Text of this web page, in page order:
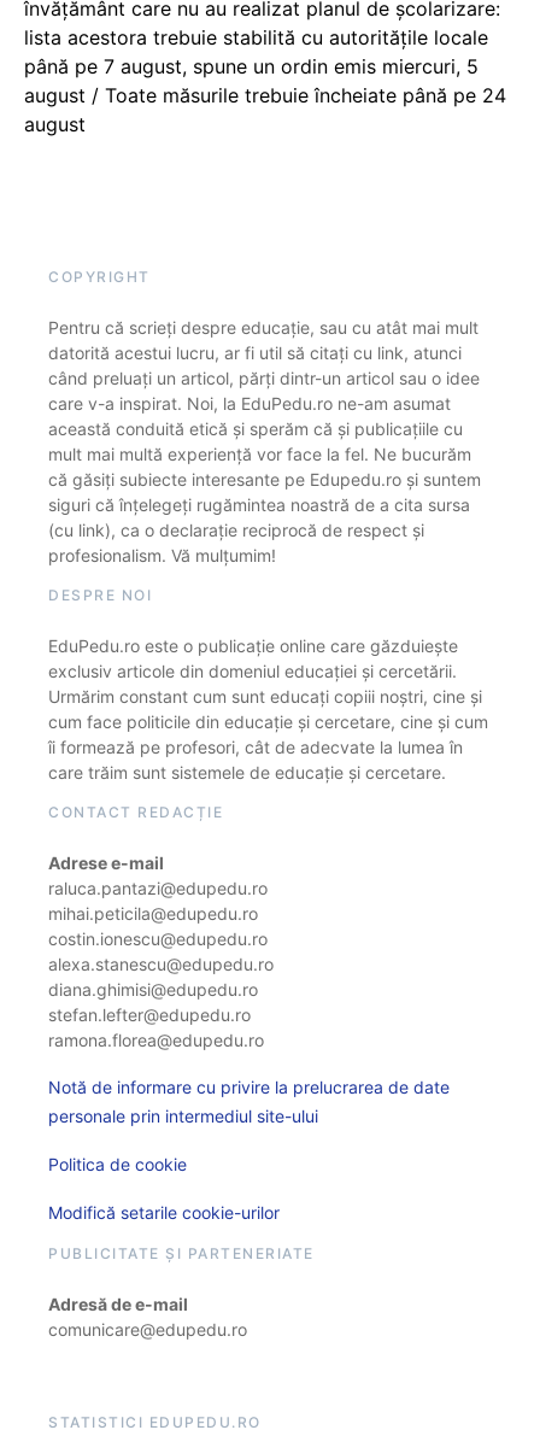
învățământ care nu au realizat planul de școlarizare:
lista acestora trebuie stabilită cu autoritățile locale
până pe 7 august, spune un ordin emis miercuri, 5
august / Toate măsurile trebuie încheiate până pe 24
august
COPYRIGHT
Pentru că scrieți despre educație, sau cu atât mai mult
datorită acestui lucru, ar fi util să citați cu link, atunci
când preluați un articol, părți dintr-un articol sau o idee
care v-a inspirat. Noi, la EduPedu.ro ne-am asumat
această conduită etică și sperăm că și publicațiile cu
mult mai multă experiență vor face la fel. Ne bucurăm
că găsiți subiecte interesante pe Edupedu.ro și suntem
siguri că înțelegeți rugămintea noastră de a cita sursa
(cu link), ca o declarație reciprocă de respect și
profesionalism. Vă mulțumim!
DESPRE NOI
EduPedu.ro este o publicație online care găzduiește
exclusiv articole din domeniul educației și cercetării.
Urmărim constant cum sunt educați copiii noștri, cine și
cum face politicile din educație și cercetare, cine și cum
îi formează pe profesori, cât de adecvate la lumea în
care trăim sunt sistemele de educație și cercetare.
CONTACT REDACȚIE
Adrese e-mail
raluca.pantazi@edupedu.ro
mihai.peticila@edupedu.ro
costin.ionescu@edupedu.ro
alexa.stanescu@edupedu.ro
diana.ghimisi@edupedu.ro
stefan.lefter@edupedu.ro
ramona.florea@edupedu.ro
Notă de informare cu privire la prelucrarea de date
personale prin intermediul site-ului
Politica de cookie
Modifică setarile cookie-urilor
PUBLICITATE ȘI PARTENERIATE
Adresă de e-mail
comunicare@edupedu.ro
STATISTICI EDUPEDU.RO